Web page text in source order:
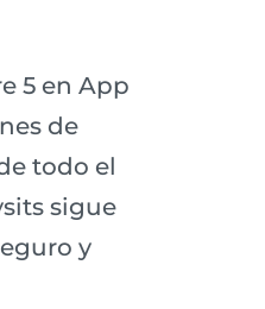
5 en App
de
todo el
sigue
y